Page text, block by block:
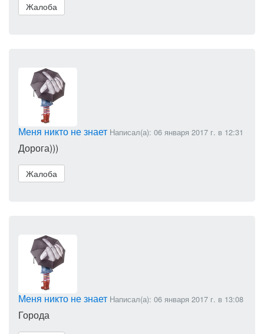
Жалоба
Меня никто не знает Написал(а): 06 января 2017 г. в 12:31
Дорога)))
Жалоба
Меня никто не знает Написал(а): 06 января 2017 г. в 13:08
Города